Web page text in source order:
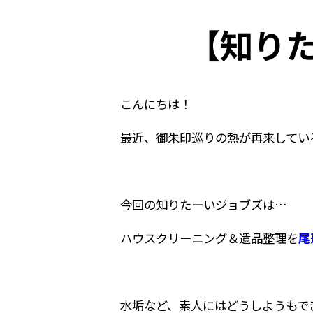
【知
こんにちは！
最近、御朱印巡りの熱が再来して
今回の知りたーいジョブズは…
ハウスクリーニング＆遺品整理を
水垢など、素人にはどうしようも